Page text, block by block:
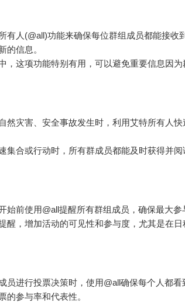
有人(@all)功能来确保每位群组成员都能接收
的信息。
，这项功能特别有用，可以避免重要信息因
然灾害、安全事故发生时，利用艾特所有人
集合或行动时，所有群成员都能及时获得并
始前使用@all提醒所有群组成员，确保最大参
醒，增加活动的可见性和参与度，尤其是在
员进行投票决策时，使用@all确保每个人都
的参与率和代表性。